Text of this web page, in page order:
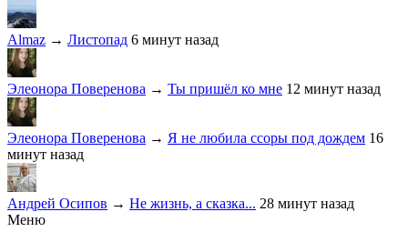
Almaz → Листопад 6 минут назад
Элеонора Поверенова → Ты пришёл ко мне 12 минут назад
Элеонора Поверенова → Я не любила ссоры под дождем 16
минут назад
Андрей Осипов → Не жизнь, а сказка... 28 минут назад
Меню